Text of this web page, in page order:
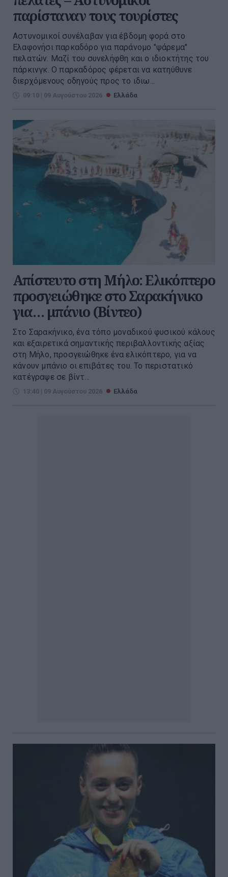
παρίσταναν τους τουρίστες
Αστυνομικοί συνέλαβαν για έβδομη φορά στο
Ελαφονήσι παρκαδόρο για παράνομο "ψάρεμα"
πελατών. Μαζί του συνελήφθη και ο ιδιοκτήτης του
πάρκινγκ. Ο παρκαδόρος φέρεται να κατηύθυνε
διερχόμενους οδηγούς προς το ιδιω...
09:10 | 09 Αυγούστου 2026 Ελλάδα
Απίστευτο στη Μήλο: Ελικόπτερο
προσγειώθηκε στο Σαρακήνικο
για… μπάνιο (Βίντεο)
Στο Σαρακήνικο, ένα τόπο μοναδικού φυσικού κάλους
και εξαιρετικά σημαντικής περιβαλλοντικής αξίας
στη Μήλο, προσγειώθηκε ένα ελικόπτερο, για να
κάνουν μπάνιο οι επιβάτες του. Το περιστατικό
κατέγραψε σε βίντ...
13:40 | 09 Αυγούστου 2026 Ελλάδα